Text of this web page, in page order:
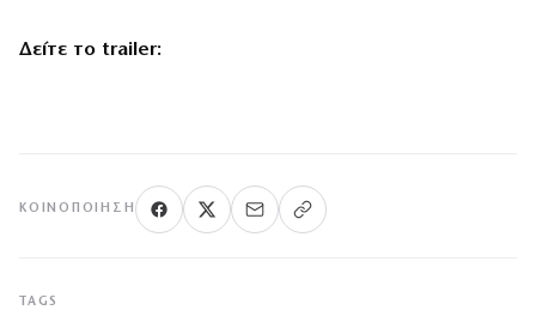
Δείτε το trailer:
ΚΟΙΝΟΠΟΊΗΣΗ
TAGS